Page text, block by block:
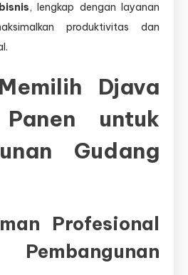
, lengkap dengan layanan
produktivitas dan
Djava
untuk
Gudang
Profesional